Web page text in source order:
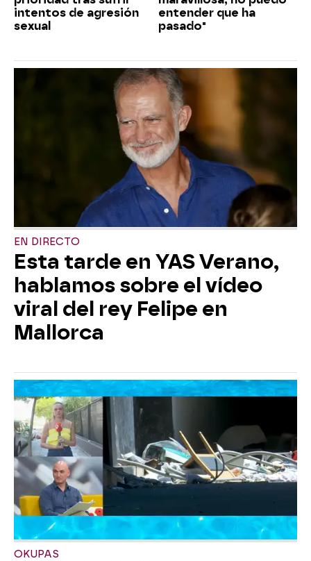
intentos de agresión
sexual
entender que ha
pasado"
EN DIRECTO
Esta tarde en YAS Verano,
hablamos sobre el vídeo
viral del rey Felipe en
Mallorca
OKUPAS